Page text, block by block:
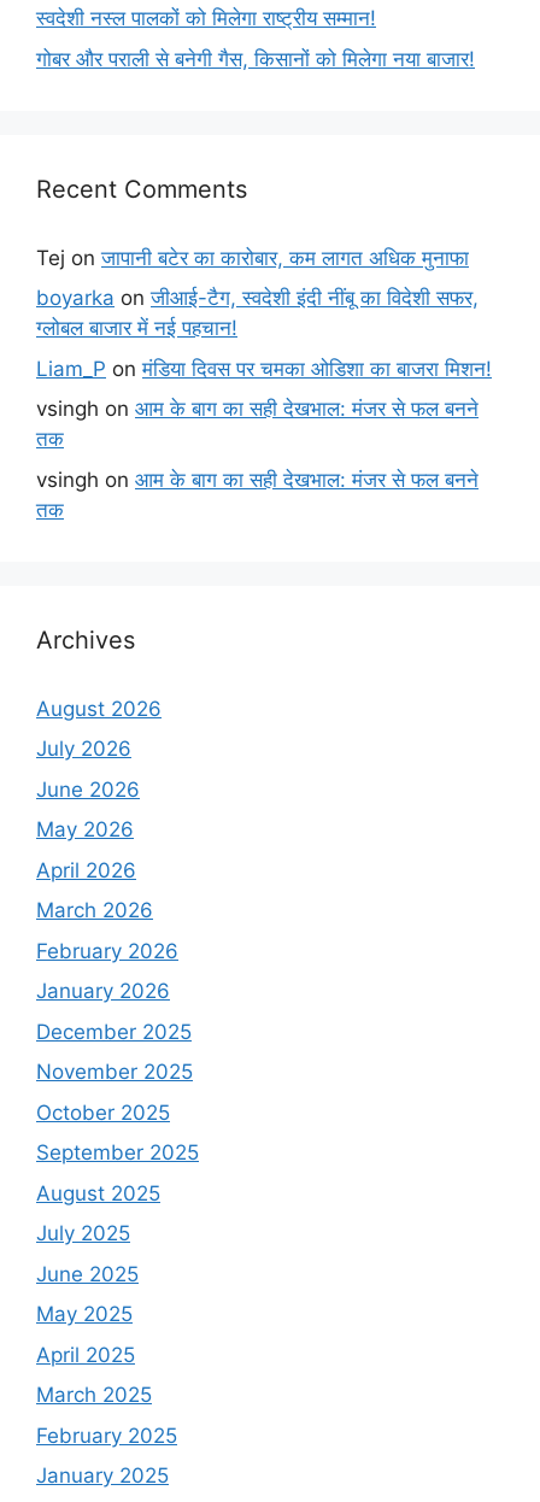
स्वदेशी नस्ल पालकों को मिलेगा राष्ट्रीय सम्मान!
गोबर और पराली से बनेगी गैस, किसानों को मिलेगा नया बाजार!
Recent Comments
Tej onजापानी बटेर का कारोबार, कम लागत अधिक मुनाफा
boyarka onजीआई-टैग, स्वदेशी इंदी नींबू का विदेशी सफर,
ग्लोबल बाजार में नई पहचान!
Liam_P onमंडिया दिवस पर चमका ओडिशा का बाजरा मिशन!
vsingh on आम के बाग का सही देखभाल: मंजर से फल बनने
तक
vsingh on आम के बाग का सही देखभाल: मंजर से फल बनने
तक
Archives
August 2026
July 2026
June 2026
May 2026
April 2026
March 2026
February 2026
January 2026
December 2025
November 2025
October 2025
September 2025
August 2025
July 2025
June 2025
May 2025
April 2025
March 2025
February 2025
January 2025